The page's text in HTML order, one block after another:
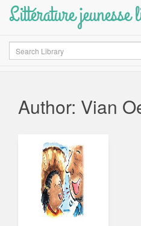
Littérature jeunesse
Search
Author: Vian